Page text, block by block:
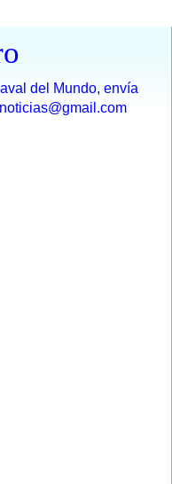
del Mundo, envía